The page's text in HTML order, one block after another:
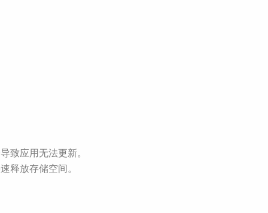
致应用无法更新。
释放存储空间。